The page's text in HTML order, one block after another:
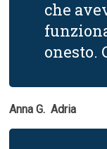
che
onesto.
Anna G.  Adria